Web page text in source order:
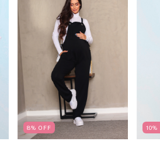
8% OFF 10%